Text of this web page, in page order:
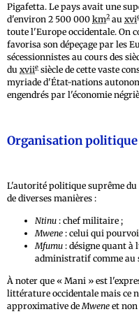
Pigafetta. Le pays avait une
d'environ 2 500 000 km2 au xvi
toute l'Europe occidentale. On
favorisa son dépeçage par les
sécessionnistes au cours des
du xviie siècle de cette vaste
myriade d'État-nations
engendrés par l'économie
Organisation politique
L'autorité politique suprême
de diverses manières :
Ntinu : chef militaire ;
Mwene : celui qui
Mfumu : désigne quant à
administratif comme au
À noter que « Mani » est
littérature occidentale mais ce
approximative de Mwene et